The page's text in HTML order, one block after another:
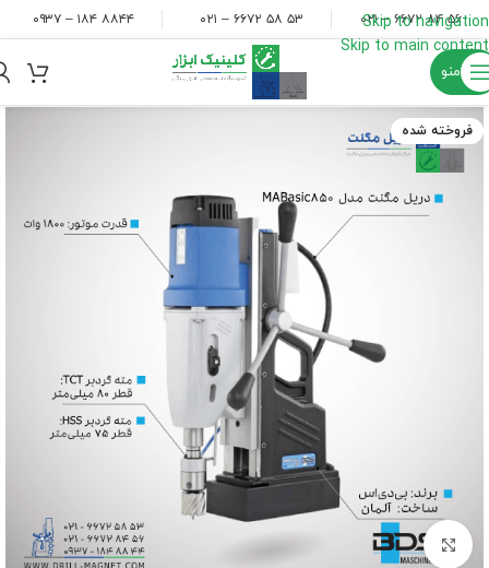
Skip to navigation
Skip to main content
۵۶ ۸۴ ۶۶۷۲ – ۰۲۱ ۵۳ ۵۸ ۶۶۷۲ – ۰۲۱ ۸۸۴۴ ۱۸۴ – ۰۹۳۷
منو
فروخته شده
برای بزرگنمایی کلیک کنید